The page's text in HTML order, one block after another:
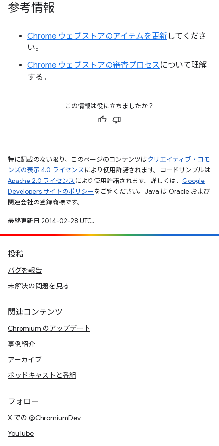
参考情報
Chrome ウェブストアのアイテムを更新 してくださ
い。
Chrome ウェブストアの審査プロセスについて理解
する。
この情報は役に立ちましたか？
特に記載のない限り、このページのコンテンツはクリエイティブ・コモ
ンズの表示 4.0 ライセンスにより使用許諾されます。コードサンプルは
Apache 2.0 ライセンスにより使用許諾されます。詳しくは、 Google
Developers サイトのポリシーをご覧ください。Java は Oracle および
関連会社の登録商標です。
最終更新日 2014-02-28 UTC。
投稿
バグを報告
未解決の問題を見る
関連コンテンツ
Chromium のアップデート
事例紹介
アーカイブ
ポッドキャストと番組
フォロー
X での @ChromiumDev
YouTube